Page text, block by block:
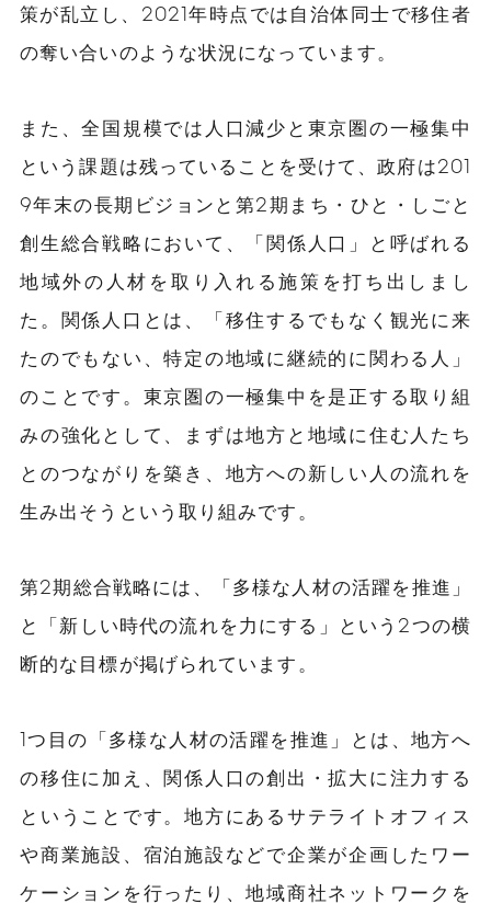
策が乱立し、2021年時点では自治体同士で移住者
の奪い合いのような状況になっています。
また、全国規模では人口減少と東京圏の一極集中
という課題は残っていることを受けて、政府は201
9年末の長期ビジョンと第2期まち・ひと・しごと
創生総合戦略において、「関係人口」と呼ばれる
地域外の人材を取り入れる施策を打ち出しまし
た。関係人口とは、「移住するでもなく観光に来
たのでもない、特定の地域に継続的に関わる人」
のことです。東京圏の一極集中を是正する取り組
みの強化として、まずは地方と地域に住む人たち
とのつながりを築き、地方への新しい人の流れを
生み出そうという取り組みです。
第2期総合戦略には、「多様な人材の活躍を推進」
と「新しい時代の流れを力にする」という2つの横
断的な目標が掲げられています。
1つ目の「多様な人材の活躍を推進」とは、地方へ
の移住に加え、関係人口の創出・拡大に注力する
ということです。地方にあるサテライトオフィス
や商業施設、宿泊施設などで企業が企画したワー
ケーションを行ったり、地域商社ネットワークを